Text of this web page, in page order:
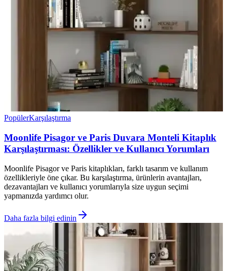
PopülerKarşılaştırma
Moonlife Pisagor ve Paris Duvara Monteli Kitaplık
Karşılaştırması: Özellikler ve Kullanıcı Yorumları
Moonlife Pisagor ve Paris kitaplıkları, farklı tasarım ve kullanım
özellikleriyle öne çıkar. Bu karşılaştırma, ürünlerin avantajları,
dezavantajları ve kullanıcı yorumlarıyla size uygun seçimi
yapmanızda yardımcı olur.
Daha fazla bilgi edinin